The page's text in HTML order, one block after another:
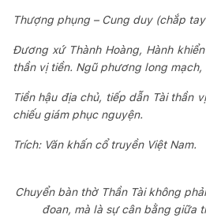
Thượng phụng – Cung duy (chắp
Đương xứ Thành Hoàng, Hành
thần vị tiền. Ngũ phương long mạch,
Tiền hậu địa chủ, tiếp dẫn Tài thần
chiếu giám phục nguyện.
Trích: Văn khấn cổ truyền Việt Nam.
Chuyển bàn thờ Thần Tài không
đoan, mà là sự cân bằng giữa